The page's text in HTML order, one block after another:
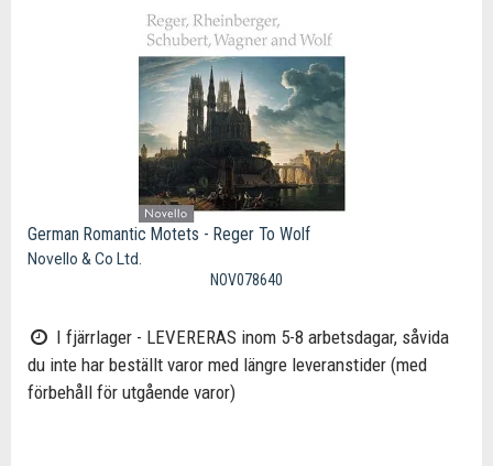
German Romantic Motets - Reger To Wolf
Novello & Co Ltd.
NOV078640
I fjärrlager - LEVERERAS inom 5-8 arbetsdagar, såvida
du inte har beställt varor med längre leveranstider (med
förbehåll för utgående varor)